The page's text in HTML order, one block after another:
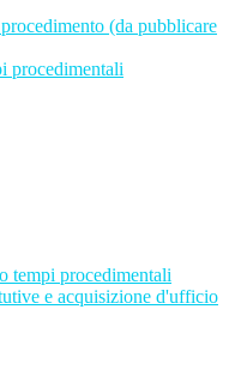
(da pubblicare
procedimentali
tempi procedimentali
e acquisizione d'ufficio